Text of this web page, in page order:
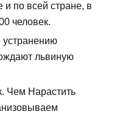
и по всей стране, в
человек.
устранению
львиную
Чем Нарастить